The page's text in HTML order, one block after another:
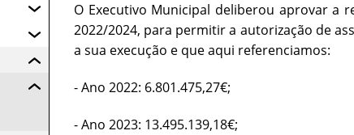
O Executivo Municipal deliberou aprovar a
2022/2024, para permitir a autorização de
a sua execução e que aqui referenciamos:
- Ano 2022: 6.801.475,27€;
- Ano 2023: 13.495.139,18€;